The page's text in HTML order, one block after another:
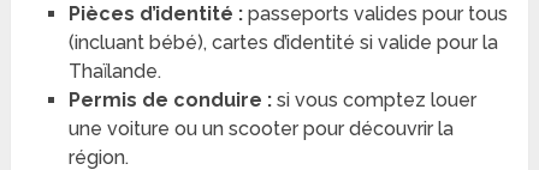
Pièces d’identité :passeports valides pour tous
(incluant bébé), cartes d’identité si valide pour la
Thaïlande.
Permis de conduire :si vous comptez louer
une voiture ou un scooter pour découvrir la
région.